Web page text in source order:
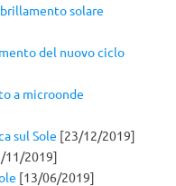
solare
del nuovo ciclo
a microonde
sul Sole [23/12/2019]
11/2019]
[13/06/2019]